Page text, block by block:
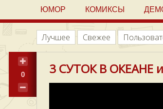
ЮМОР КОМИКСЫ
Лучшее Свежее
0 3 СУТОК В ОКЕАНЕ